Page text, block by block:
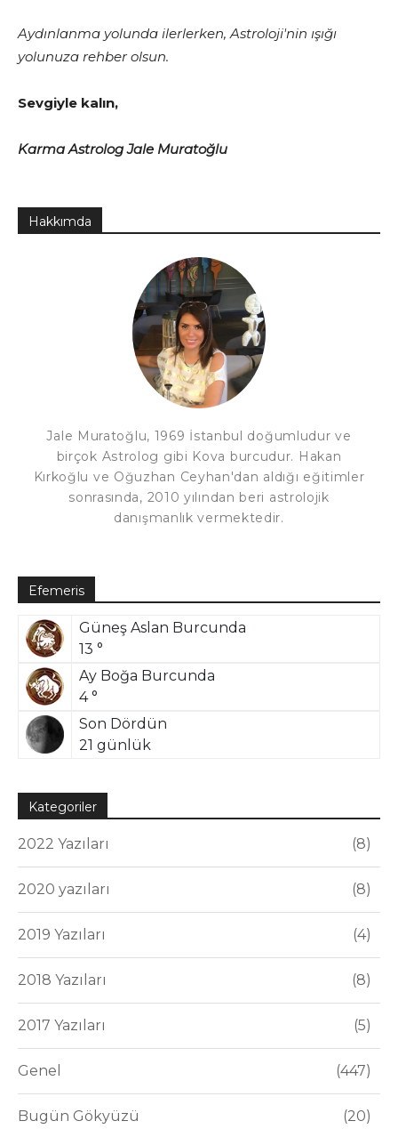
Aydınlanma yolunda ilerlerken, Astroloji'nin ışığı
yolunuza rehber olsun.
Sevgiyle kalın,
Karma Astrolog Jale Muratoğlu
Hakkımda
Jale Muratoğlu, 1969 İstanbul doğumludur ve
birçok Astrolog gibi Kova burcudur. Hakan
Kırkoğlu ve Oğuzhan Ceyhan'dan aldığı eğitimler
sonrasında, 2010 yılından beri astrolojik
danışmanlık vermektedir.
Efemeris
Güneş Aslan Burcunda
13 °
Ay Boğa Burcunda
4 °
Son Dördün
21 günlük
Kategoriler
2022 Yazıları 8
2020 yazıları 8
2019 Yazıları 4
2018 Yazıları 8
2017 Yazıları 5
Genel 447
Bugün Gökyüzü 20